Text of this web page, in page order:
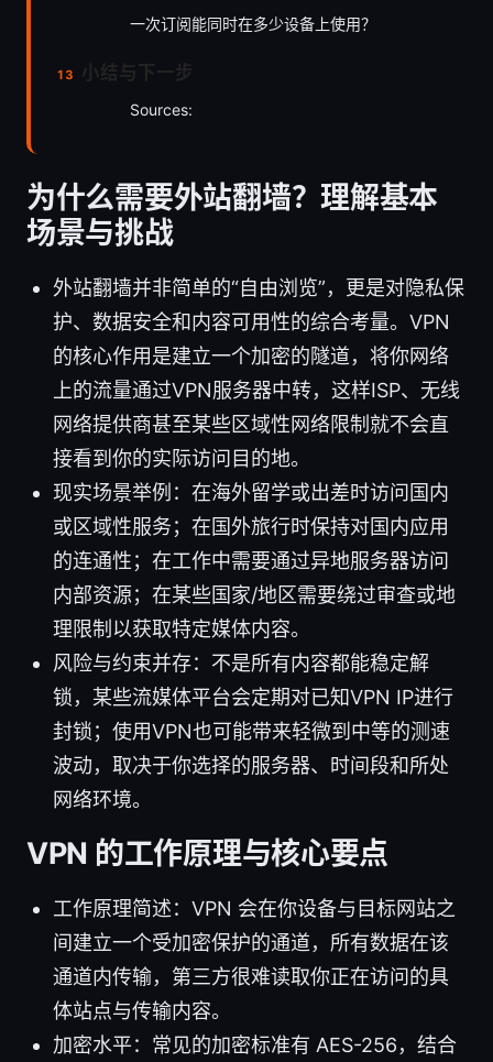
一次订阅能同时在多少设备上使用？
Sources:
为什么需要外站翻墙？理解基本
场景与挑战
外站翻墙并非简单的“自由浏览”，更是对隐私保
护、数据安全和内容可用性的综合考量。VPN
的核心作用是建立一个加密的隧道，将你网络
上的流量通过VPN服务器中转，这样ISP、无线
网络提供商甚至某些区域性网络限制就不会直
接看到你的实际访问目的地。
现实场景举例：在海外留学或出差时访问国内
或区域性服务；在国外旅行时保持对国内应用
的连通性；在工作中需要通过异地服务器访问
内部资源；在某些国家/地区需要绕过审查或地
理限制以获取特定媒体内容。
风险与约束并存：不是所有内容都能稳定解
锁，某些流媒体平台会定期对已知VPN IP进行
封锁；使用VPN也可能带来轻微到中等的测速
波动，取决于你选择的服务器、时间段和所处
网络环境。
VPN 的工作原理与核心要点
工作原理简述：VPN 会在你设备与目标网站之
间建立一个受加密保护的通道，所有数据在该
通道内传输，第三方很难读取你正在访问的具
体站点与传输内容。
加密水平：常见的加密标准有 AES-256，结合